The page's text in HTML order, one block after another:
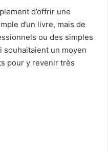
d’offrir une
d’un livre, mais de
ou des simples
souhaitaient un moyen
pour y revenir très